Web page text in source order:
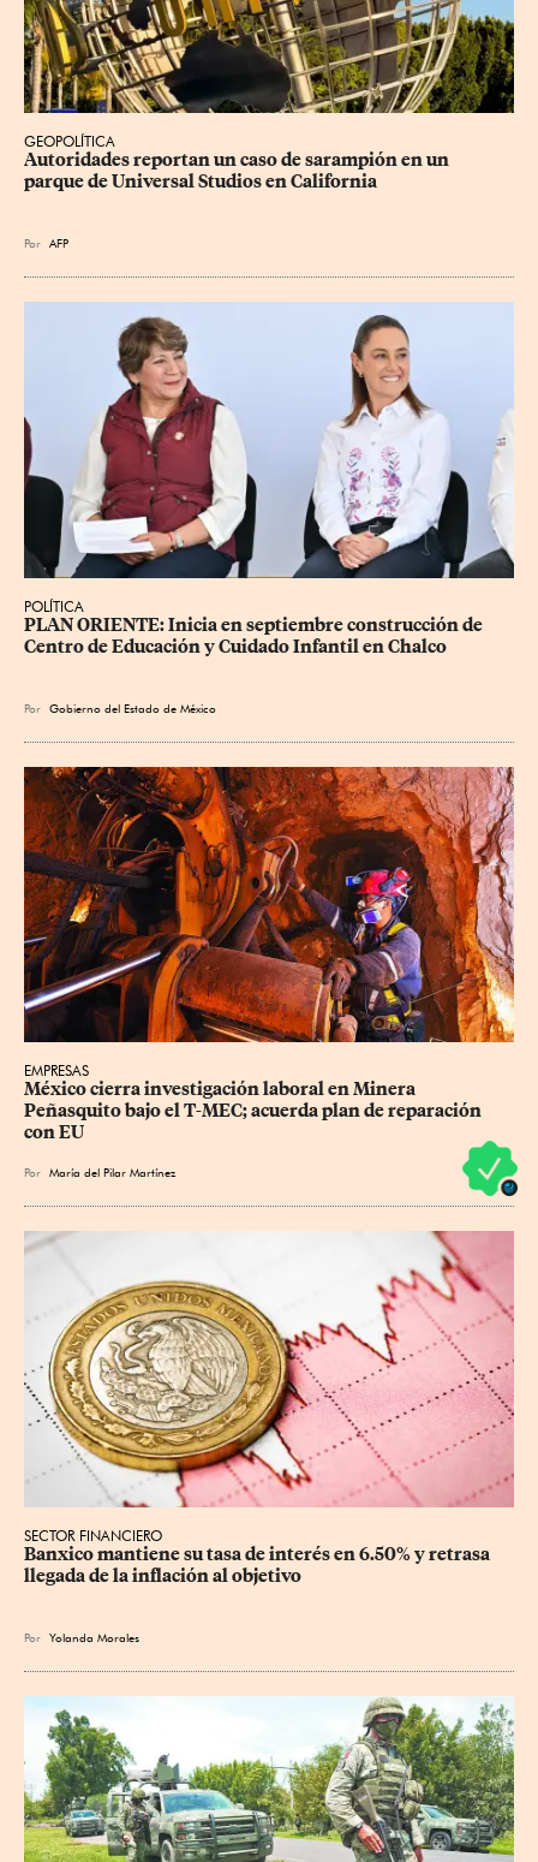
GEOPOLÍTICA
Autoridades reportan un caso de sarampión en un
parque de Universal Studios en California
Por AFP
POLÍTICA
PLAN ORIENTE: Inicia en septiembre construcción de
Centro de Educación y Cuidado Infantil en Chalco
Por Gobierno del Estado de México
EMPRESAS
México cierra investigación laboral en Minera
Peñasquito bajo el T-MEC; acuerda plan de reparación
con EU
Por María del Pilar Martínez
SECTOR FINANCIERO
Banxico mantiene su tasa de interés en 6.50% y retrasa
llegada de la inflación al objetivo
Por Yolanda Morales